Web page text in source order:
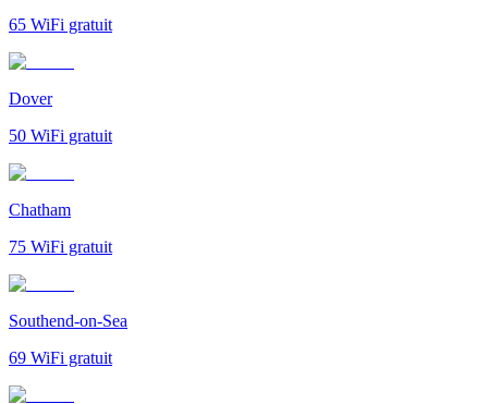
65 WiFi gratuit
Dover
50 WiFi gratuit
Chatham
75 WiFi gratuit
Southend-on-Sea
69 WiFi gratuit